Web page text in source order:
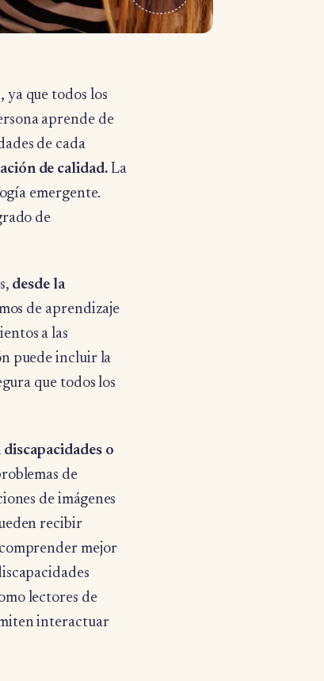
ya que todos los
aprende de
de cada
de calidad.La
emergente.
de
desde la
de aprendizaje
a las
puede incluir la
que todos los
o
de
de imágenes
recibir
mejor
lectores de
interactuar